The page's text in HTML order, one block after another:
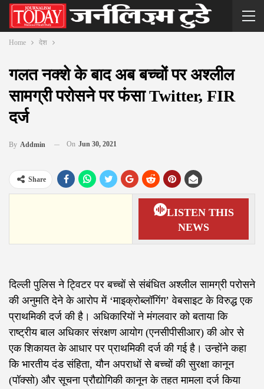
Home देश
गलत नक्शे के बाद अब बच्चों पर अश्लील
सामग्री परोसने पर फंसा Twitter, FIR
दर्ज
By Addmin On Jun 30, 2021
Share
LISTEN THIS
NEWS
दिल्ली पुलिस ने ट्विटर पर बच्चों से संबंधित अश्लील सामग्री परोसने
की अनुमति देने के आरोप में ‘माइक्रोब्लॉगिंग’ वेबसाइट के विरुद्ध एक
प्राथमिकी दर्ज की है। अधिकारियों ने मंगलवार को बताया कि
राष्ट्रीय बाल अधिकार संरक्षण आयोग (एनसीपीसीआर) की ओर से
एक शिकायत के आधार पर प्राथमिकी दर्ज की गई है। उन्होंने कहा
कि भारतीय दंड संहिता, यौन अपराधों से बच्चों की सुरक्षा कानून
(पॉक्सो) और सूचना प्रौद्योगिकी कानून के तहत मामला दर्ज किया